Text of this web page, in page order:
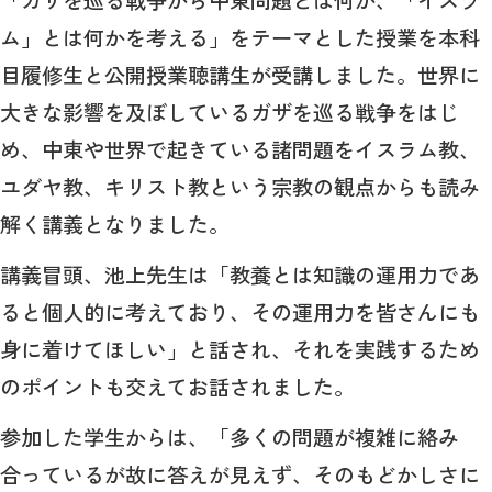
ム」とは何かを考える」をテーマとした授業を本科
目履修生と公開授業聴講生が受講しました。世界に
大きな影響を及ぼしているガザを巡る戦争をはじ
め、中東や世界で起きている諸問題をイスラム教、
ユダヤ教、キリスト教という宗教の観点からも読み
解く講義となりました。
講義冒頭、池上先生は「教養とは知識の運用力であ
ると個人的に考えており、その運用力を皆さんにも
身に着けてほしい」と話され、それを実践するため
のポイントも交えてお話されました。
参加した学生からは、「多くの問題が複雑に絡み
合っているが故に答えが見えず、そのもどかしさに